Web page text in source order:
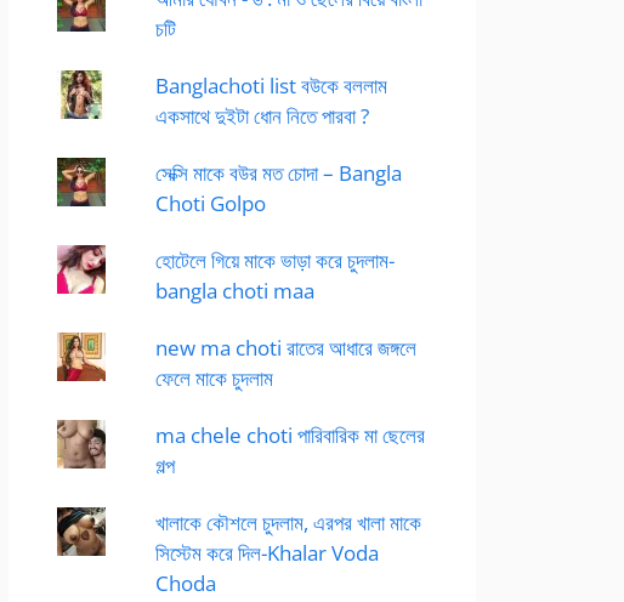
চটি
Banglachoti list বউকে বললাম
একসাথে দুইটা ধোন নিতে পারবা ?
সেক্সি মাকে বউর মত চোদা – Bangla
Choti Golpo
হোটেলে গিয়ে মাকে ভাড়া করে চুদলাম-
bangla choti maa
new ma choti রাতের আধারে জঙ্গলে
ফেলে মাকে চুদলাম
ma chele choti পারিবারিক মা ছেলের
গল্প
খালাকে কৌশলে চুদলাম, এরপর খালা মাকে
সিস্টেম করে দিল-Khalar Voda
Choda